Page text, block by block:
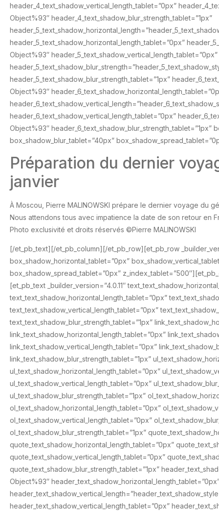
header_4_text_shadow_vertical_length_tablet=”0px”
Object%93″ header_4_text_shadow_blur_strength_tablet=”1px”
header_5_text_shadow_horizontal_length_tablet=”0px”
Object%93″ header_5_text_shadow_vertical_length_tablet=”0px”
header_5_text_shadow_blur_strength_tablet=”1px”
Object%93″
header_6_text_shadow_vertical_length_tablet=”0px”
Object%93″
box_shadow_blur_tablet=”40px”
Préparation du dernier
janvier
À Moscou, Pierre MALINOWSKI prépare le dernier voyage du
Nous attendons tous avec impatience la date de son retour en
Photo exclusivité et droits réservés ©Pierre MALINOWSKI
[/et_pb_text][/et_pb_column][/et_pb_row][et_pb_row
box_shadow_horizontal_tablet=”0px”
box_shadow_spread_tablet=”0px”
[et_pb_text _builder_version=”4.0.11″
text_text_shadow_horizontal_length_tablet=”0px”
text_text_shadow_vertical_length_tablet=”0px”
text_text_shadow_blur_strength_tablet=”1px”
link_text_shadow_horizontal_length_tablet=”0px”
link_text_shadow_vertical_length_tablet=”0px”
link_text_shadow_blur_strength_tablet=”1px”
ul_text_shadow_horizontal_length_tablet=”0px”
ul_text_shadow_vertical_length_tablet=”0px”
ul_text_shadow_blur_strength_tablet=”1px”
ol_text_shadow_horizontal_length_tablet=”0px”
ol_text_shadow_vertical_length_tablet=”0px”
ol_text_shadow_blur_strength_tablet=”1px”
quote_text_shadow_horizontal_length_tablet=”0px”
quote_text_shadow_vertical_length_tablet=”0px”
quote_text_shadow_blur_strength_tablet=”1px”
Object%93″
header_text_shadow_vertical_length_tablet=”0px”